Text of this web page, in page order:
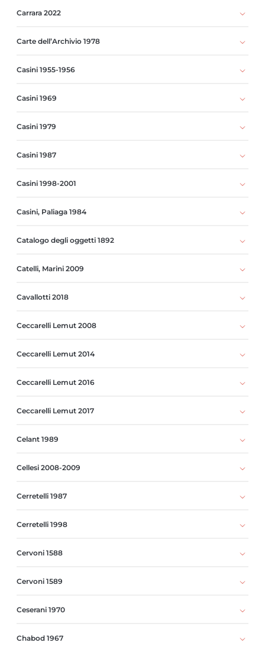
Carrara 2022
Carte dell’Archivio 1978
Casini 1955-1956
Casini 1969
Casini 1979
Casini 1987
Casini 1998-2001
Casini, Paliaga 1984
Catalogo degli oggetti 1892
Catelli, Marini 2009
Cavallotti 2018
Ceccarelli Lemut 2008
Ceccarelli Lemut 2014
Ceccarelli Lemut 2016
Ceccarelli Lemut 2017
Celant 1989
Cellesi 2008-2009
Cerretelli 1987
Cerretelli 1998
Cervoni 1588
Cervoni 1589
Ceserani 1970
Chabod 1967